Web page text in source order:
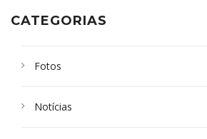
CATEGORIAS
Fotos
Notícias